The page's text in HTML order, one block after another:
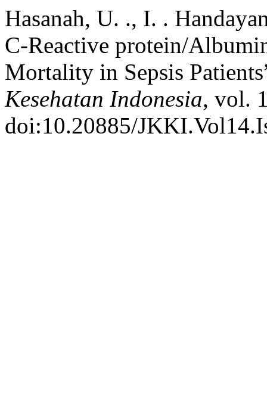
Hasanah, U. ., I. .
C-Reactive protein/
Mortality in Sepsis
Kesehatan Indonesia, vol.
doi:10.20885/